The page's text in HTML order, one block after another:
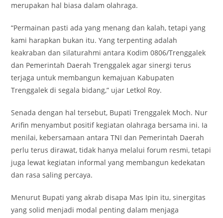
merupakan hal biasa dalam olahraga.
“Permainan pasti ada yang menang dan kalah, tetapi yang
kami harapkan bukan itu. Yang terpenting adalah
keakraban dan silaturahmi antara Kodim 0806/Trenggalek
dan Pemerintah Daerah Trenggalek agar sinergi terus
terjaga untuk membangun kemajuan Kabupaten
Trenggalek di segala bidang,” ujar Letkol Roy.
Senada dengan hal tersebut, Bupati Trenggalek Moch. Nur
Arifin menyambut positif kegiatan olahraga bersama ini. Ia
menilai, kebersamaan antara TNI dan Pemerintah Daerah
perlu terus dirawat, tidak hanya melalui forum resmi, tetapi
juga lewat kegiatan informal yang membangun kedekatan
dan rasa saling percaya.
Menurut Bupati yang akrab disapa Mas Ipin itu, sinergitas
yang solid menjadi modal penting dalam menjaga